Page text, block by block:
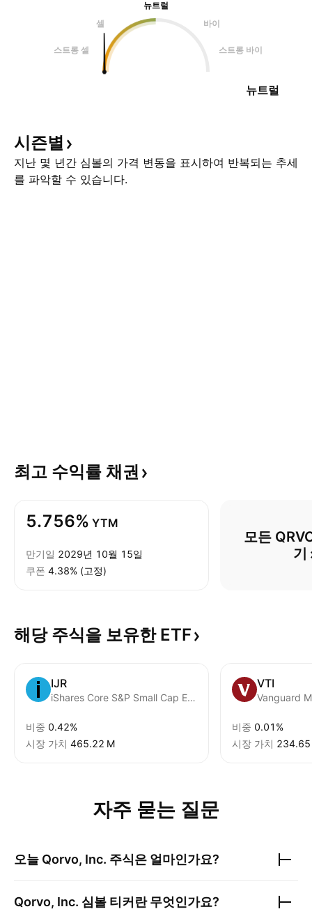
뉴트럴
셀
바이
스트롱 셀 스트롱 바이
뉴트럴
시즌별
지난 몇 년간 심볼의 가격 변동을 표시하여 반복되는 추세
를 파악할 수 있습니다.
최고 수익률 채권
5.756% YTM
만기일 2029년 10월 15일
쿠폰 4.38% (고정)
모든
기
해당 주식을 보유한 ETF
IJR
iShares Core S&P Small Cap ETF
비중 0.42%
시장 가치 ‪465.22 M‬
VTI
비중 0.01%
시장 가치 ‪234.65
자주 묻는 질문
오늘 Qorvo, Inc. 주식은 얼마인가요?
Qorvo, Inc. 심볼 티커란 무엇인가요?